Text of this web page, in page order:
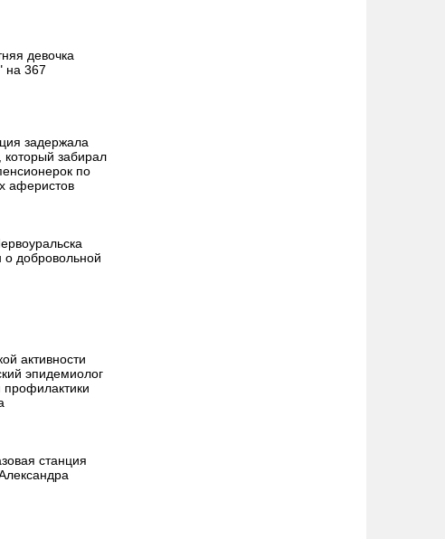
девочка
на 367
задержала
который забирал
по
аферистов
добровольной
активности
эпидемиолог
профилактики
станция